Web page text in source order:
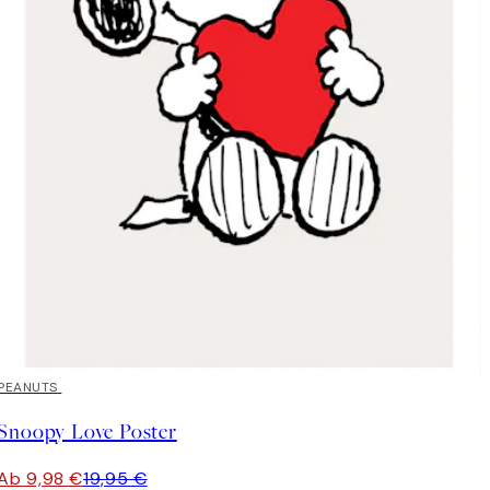
Love Poster
9,98 €19,95 €